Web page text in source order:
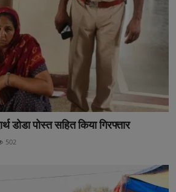
डोडा पोस्त सहित किया गिरफ्तार
502